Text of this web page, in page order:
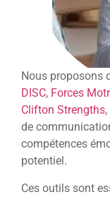
Nous proposons
DISC, Forces
Clifton Strengths
de
compétences
potentiel.
Ces outils sont